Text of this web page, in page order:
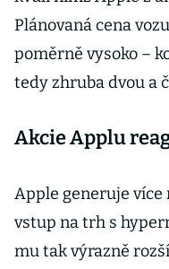
Plánovaná cena
poměrně vysoko –
tedy zhruba dvou a
Akcie Applu
Apple generuje více
vstup na trh s
mu tak výrazně